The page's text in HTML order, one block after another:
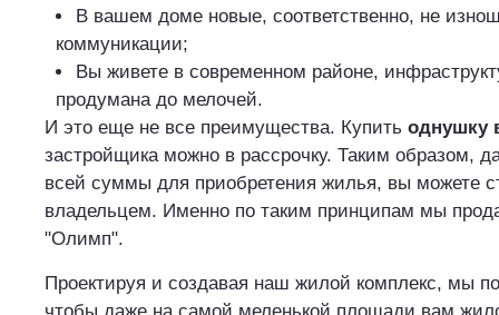
В вашем доме новые, соответственно, не
коммуникации;
Вы живете в современном районе,
продумана до мелочей.
И это еще не все преимущества. Купить однушку
застройщика можно в рассрочку. Таким образом,
всей суммы для приобретения жилья, вы можете
владельцем. Именно по таким принципам мы
"Олимп".
Проектируя и создавая наш жилой комплекс, мы